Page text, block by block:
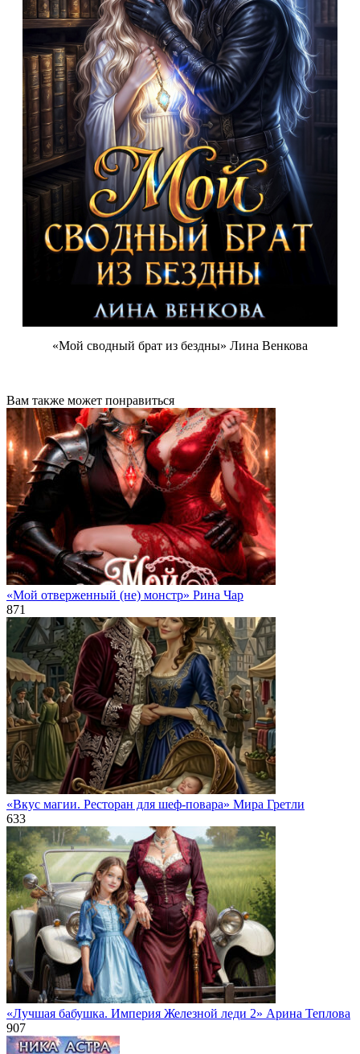
«Мой сводный брат из бездны» Лина Венкова
Вам также может понравиться
«Мой отверженный (не) монстр» Рина Чар
871
«Вкус магии. Ресторан для шеф-повара» Мира Гретли
633
«Лучшая бабушка. Империя Железной леди 2» Арина Теплова
907